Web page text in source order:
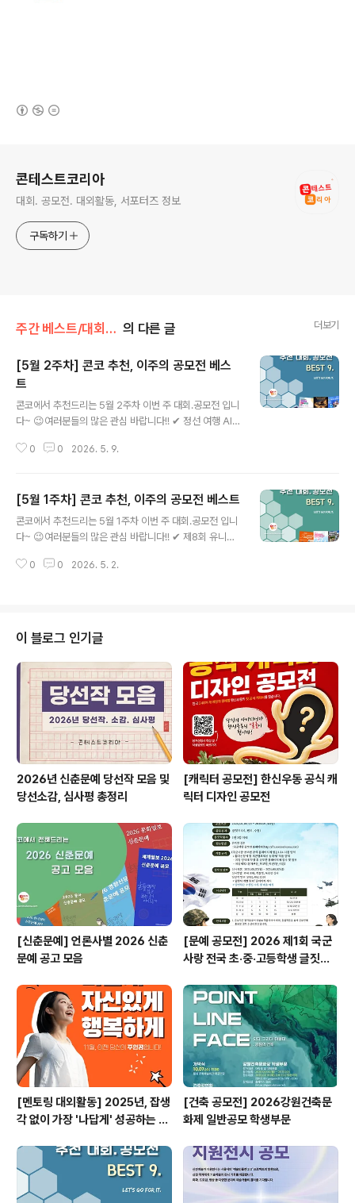
콘테스트코리아
대회. 공모전. 대외활동, 서포터즈 정보
구독하기
주간 베스트/대회 • 공모전 의 다른 글 더보기
[5월 2주차] 콘코 추천, 이주의 공모전 베스
트
콘코에서 추천드리는 5월 2주차 이번 주 대회.공모전 입니
다~ 😉여러분들의 많은 관심 바랍니다!! ✔ 정선 여행 AI
✔ 아시아 스토리 개발 및 웹툰 제작 개발 파트너즈 모집✔
디자인 공모전✔ 2026 과천시 양성평등 작품 공모전✔ 제
26회 전국 호수예술제 온라인 음악경연대회✔ 2026 날
씨 빅데이터 콘테스트 * 자세한 내용은 뉴스카드를 클릭하
아 홈페이지에서 확인하시면 도움이 됩니다~콘테스트, 공
0 0 2026. 5. 9.
[5월 1주차] 콘코 추천, 이주의 공모전 베스트
콘코에서 추천드리는 5월 1주차 이번 주 대회.공모전 입니
다~ 😉여러분들의 많은 관심 바랍니다!! ✔ 제8회 유니버
디어 공모전✔ 2026 하계 청소년 IT학술대회 및 대학생 I
너 프로모션✔ 대한민국 문화도시 전주, 전통문화기반 아
트앤테크 프로젝트 공모✔ [국립민속박물관 80주년] K-민
속문화 영업사원 챌린지 공모전 * 자세한 내용은 뉴스카드
를 클릭하시면 확인하실 수 있습니다. 자세한 내용은 콘테
스트코리아 홈페이지에서 확인하시면 도움이 됩니다~콘테
스트, 공모전, 대외활동 정보 / ..
0 0 2026. 5. 2.
이 블로그 인기글
2026년 신춘문예 당선작 모음 및
당선소감, 심사평 총정리
[캐릭터 공모전] 한신우동 공식 캐
릭터 디자인 공모전
[신춘문예] 언론사별 2026 신춘
문예 공고 모음
[문예 공모전] 2026 제1회 국군
사랑 전국 초·중·고등학생 글짓기
[멘토링 대외활동] 2025년, 잡생
각 없이 가장 '나답게' 성공하는 법
[건축 공모전] 2026강원건축문
화제 일반공모 학생부문